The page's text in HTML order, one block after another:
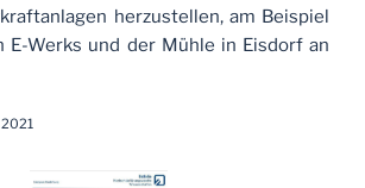
herzustellen, am Beispiel
E-Werks und der Mühle in Eisdorf an